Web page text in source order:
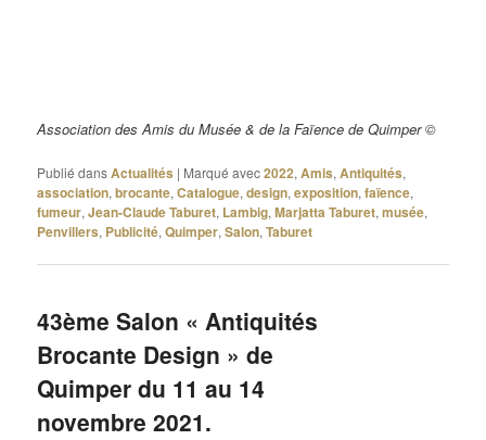
Association des Amis du Musée & de la Faïence de Quimper ©
Publié dansActualités | Marqué avec2022,Amis,Antiquités,
association,brocante,Catalogue,design,exposition,faïence,
fumeur,Jean-Claude Taburet, Lambig,Marjatta Taburet,musée,
Penvillers, Publicité,Quimper,Salon,Taburet
43ème Salon « Antiquités
Brocante Design » de
Quimper du 11 au 14
novembre 2021.